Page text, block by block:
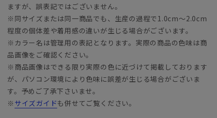
ますが、誤表記ではございません。
※同サイズまたは同一商品でも、生産の過程で1.0cm～2.0cm
程度の個体差や着用感の違いが生じる場合がございます。
※カラー名は管理用の表記となります。実際の商品の色味は商
品画像をご確認ください。
※商品画像はできる限り実際の色に近づけて掲載しております
が、パソコン環境により色味に誤差が生じる場合がございま
す。予めご了承下さいませ。
※ サイズガイドも併せてご覧ください。